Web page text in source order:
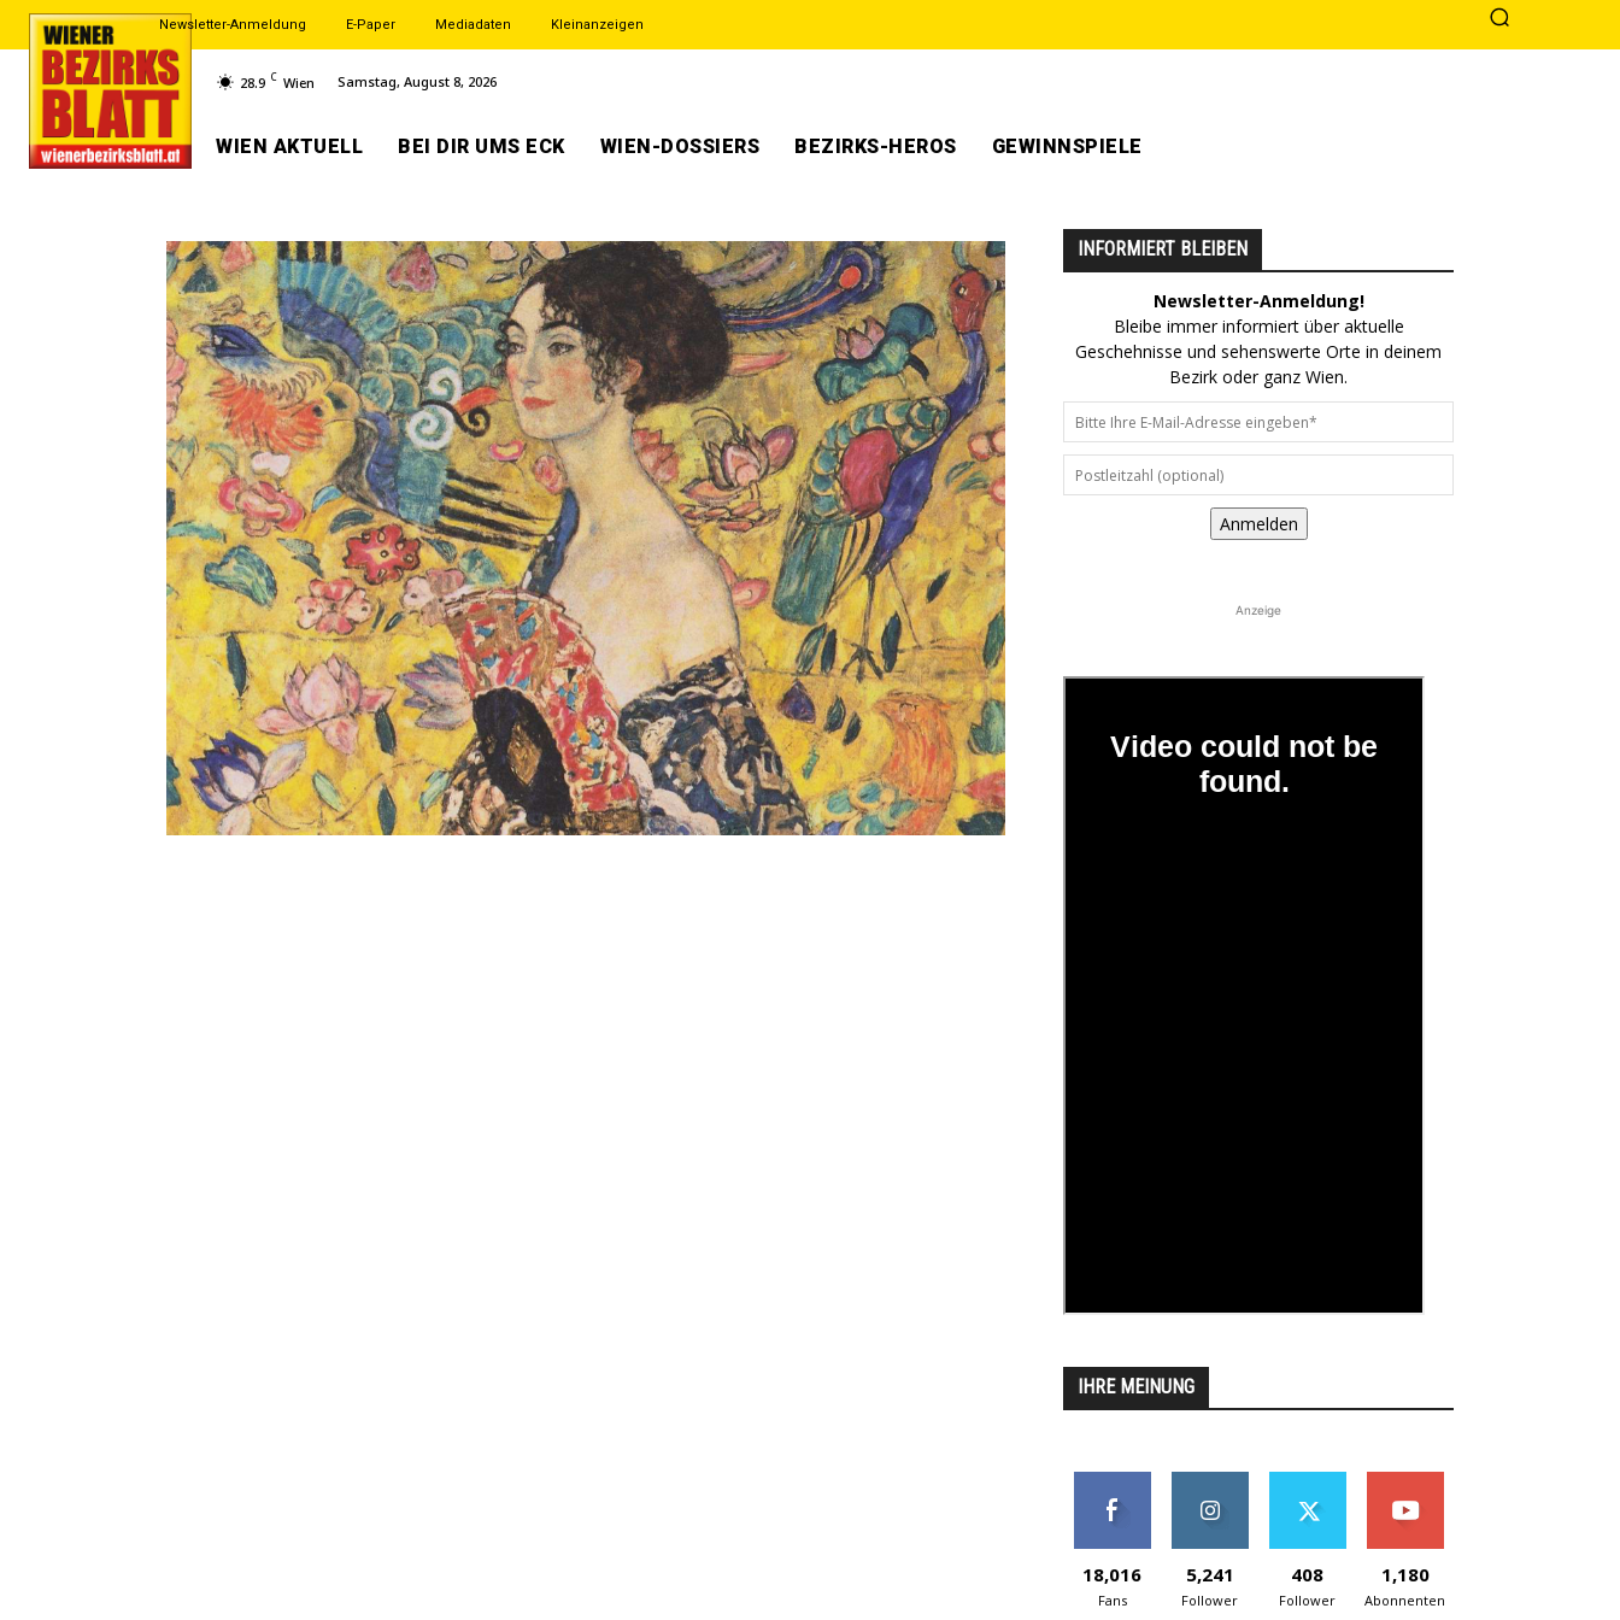
Newsletter-Anmeldung E-Paper Mediadaten Kleinanzeigen
28.9 C Wien Samstag, August 8, 2026
WIEN AKTUELL BEI DIR UMS ECK WIEN-DOSSIERS BEZIRKS-HEROS GEWINNSPIELE
INFORMIERT BLEIBEN
Newsletter-Anmeldung!
Bleibe immer informiert über aktuelle
Geschehnisse und sehenswerte Orte in deinem
Bezirk oder ganz Wien.
Anmelden
Anzeige
IHRE MEINUNG
18,016
Fans
5,241
Follower
408
Follower
1,180
Abonnenten